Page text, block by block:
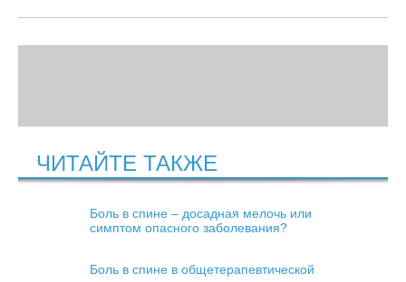
ЧИТАЙТЕ ТАКЖЕ
Боль в спине – досадная мелочь или
симптом опасного заболевания?
Боль в спине в общетерапевтической